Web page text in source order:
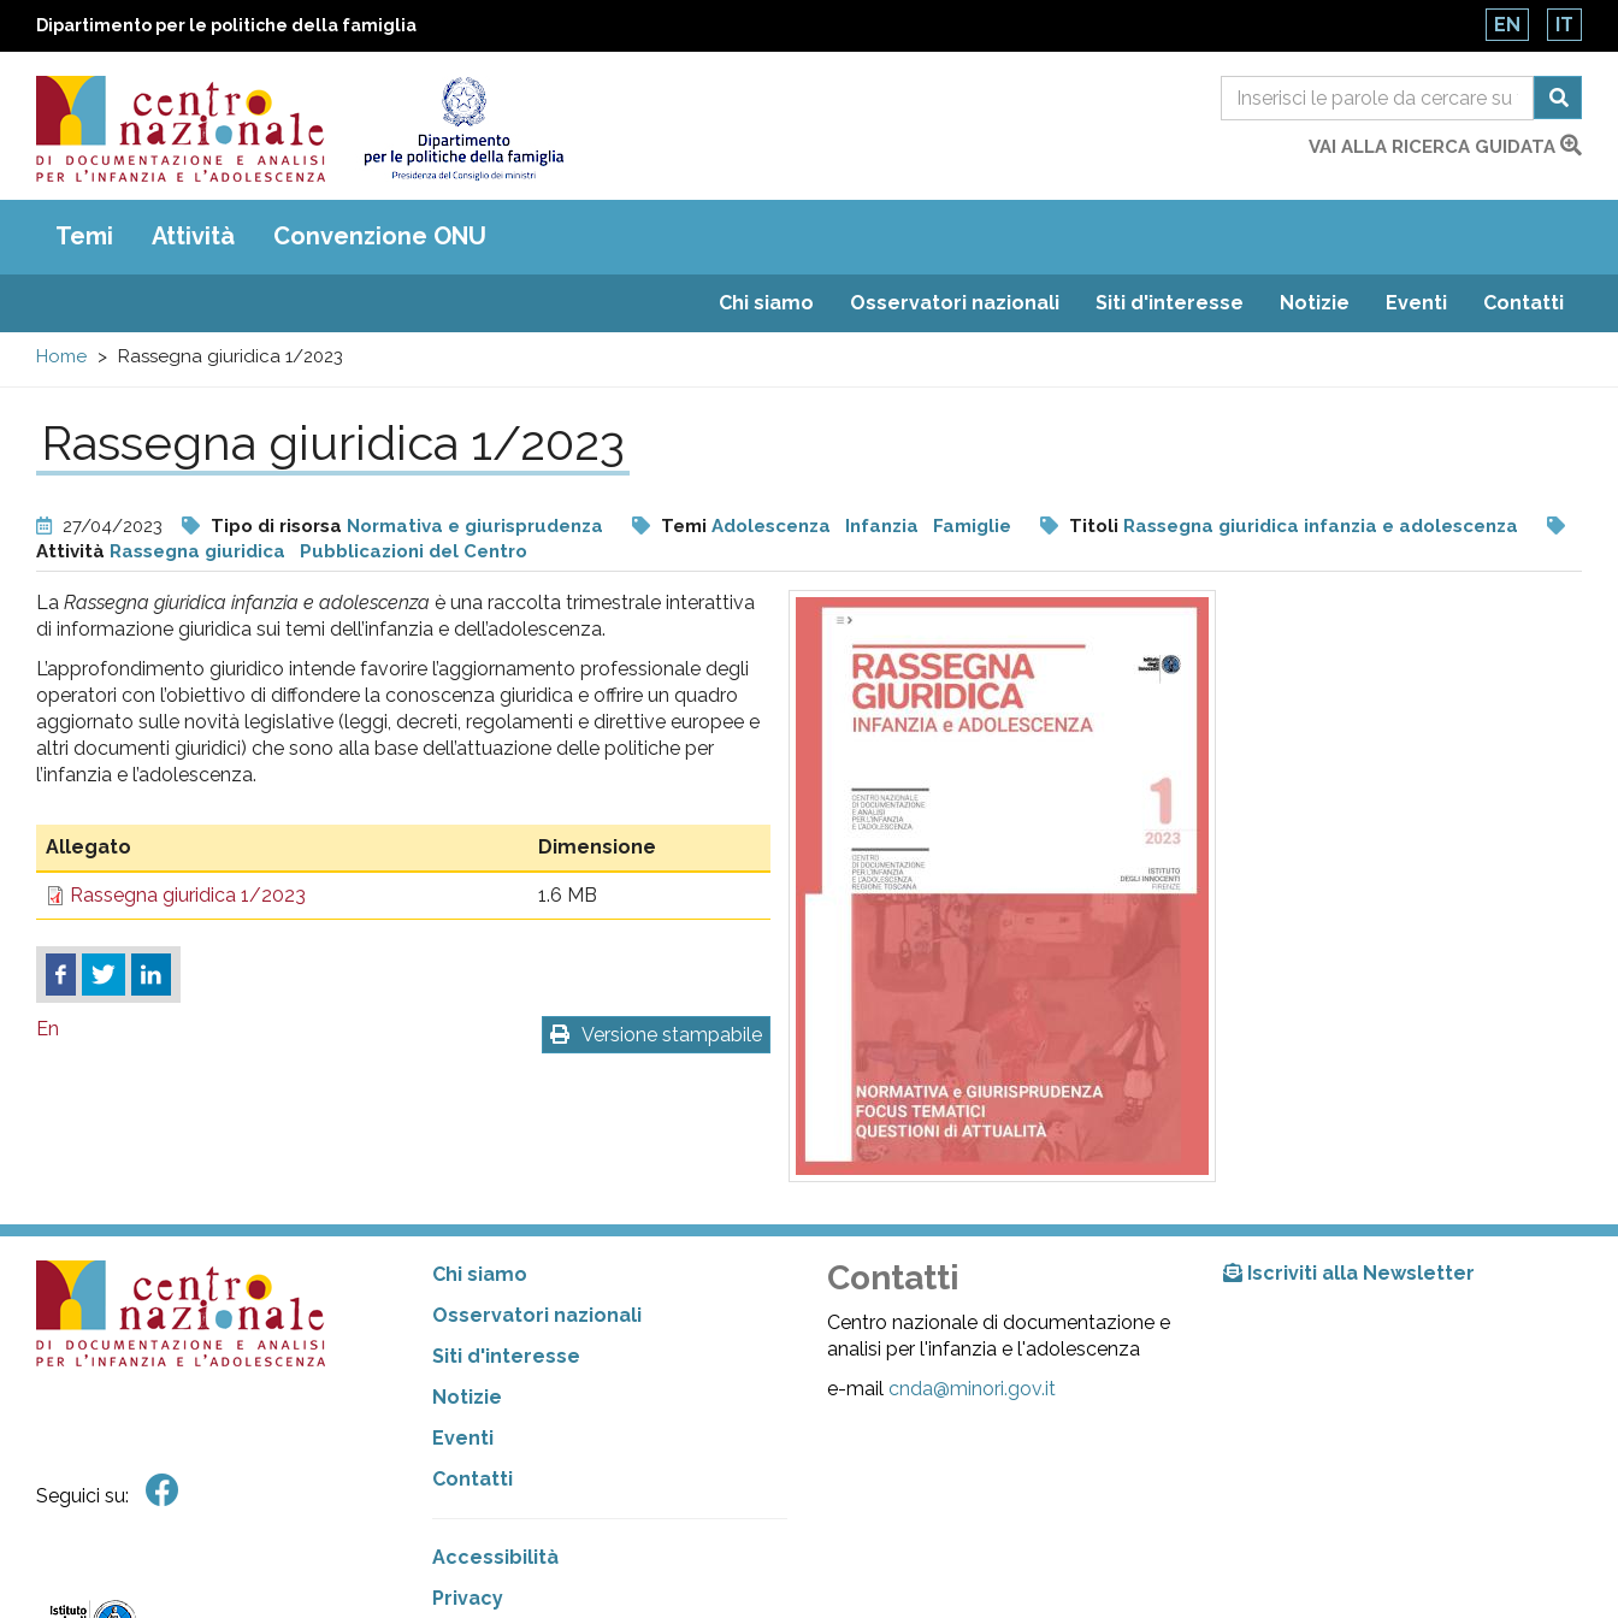
Dipartimento per le politiche della famiglia EN IT
Centro
nazionale
di
e
analisi
pr
l'infanzia
e
l'adolescenza
VAI ALLA RICERCA GUIDATA
Main
menu
Temi Attività Convenzione ONU
Chi siamo Osservatori nazionali Siti d'interesse Notizie Eventi Contatti
Home Rassegna giuridica 1/2023
Rassegna giuridica 1/2023
27/04/2023 Tipo di risorsa Normativa e giurisprudenza Temi Adolescenza Infanzia Famiglie Titoli Rassegna giuridica infanzia e adolescenza
Attività Rassegna giuridica Pubblicazioni del Centro
La Rassegna giuridica infanzia e adolescenza è una raccolta trimestrale interattiva
di informazione giuridica sui temi dell’infanzia e dell’adolescenza.
L’approfondimento giuridico intende favorire l’aggiornamento professionale degli
operatori con l’obiettivo di diffondere la conoscenza giuridica e offrire un quadro
aggiornato sulle novità legislative (leggi, decreti, regolamenti e direttive europee e
altri documenti giuridici) che sono alla base dell’attuazione delle politiche per
l’infanzia e l’adolescenza.
Allegato Dimensione
Rassegna giuridica 1/2023 1.6 MB
Versione stampabile
En
Seguici su:
Chi siamo
Osservatori nazionali
Siti d'interesse
Notizie
Eventi
Contatti
Accessibilità
Privacy
Contatti
Centro nazionale di documentazione e
analisi per l'infanzia e l'adolescenza
e-mailcnda@minori.gov.it
Iscriviti alla Newsletter